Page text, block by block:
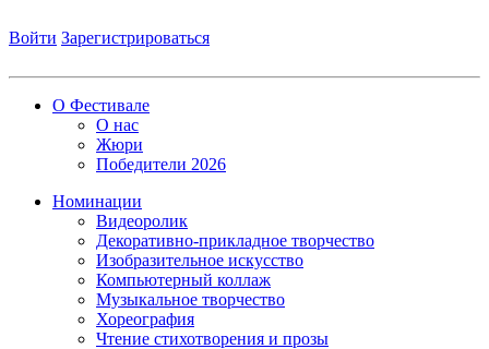
Войти Зарегистрироваться
О Фестивале
О нас
Жюри
Победители 2026
Номинации
Видеоролик
Декоративно-прикладное творчество
Изобразительное искусство
Компьютерный коллаж
Музыкальное творчество
Хореография
Чтение стихотворения и прозы